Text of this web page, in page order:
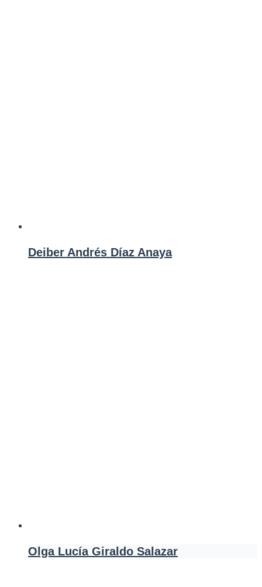
Deiber Andrés Díaz Anaya
Olga Lucía Giraldo Salazar